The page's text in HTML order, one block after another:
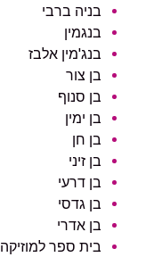
בניה ברבי
בנגמין
בנג'מין אלבז
בן צור
בן סנוף
בן ימין
בן חן
בן זיני
בן דרעי
בן גדסי
בן אדרי
בית ספר למוזיקה